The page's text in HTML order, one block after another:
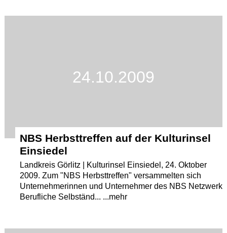
24.10.2009
NBS Herbsttreffen auf der Kulturinsel
Einsiedel
Landkreis Görlitz | Kulturinsel Einsiedel, 24. Oktober
2009. Zum "NBS Herbsttreffen" versammelten sich
Unternehmerinnen und Unternehmer des NBS Netzwerk
Berufliche Selbständ... ...mehr